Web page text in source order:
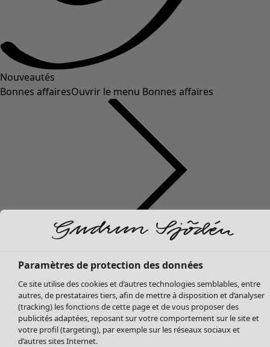
Nouveautés
Bonnes affairesOuvrir le menu Bonnes affaires
Tous les vêtements
Tuniques
Blouses
Tops
Gilets
Paramètres de protection des données
Ce site utilise des cookies et d’autres technologies semblables, entre
autres, de prestataires tiers, afin de mettre à disposition et d’analyser
(tracking) les fonctions de cette page et de vous proposer des
publicités adaptées, reposant sur votre comportement sur le site et
votre profil (targeting), par exemple sur les réseaux sociaux et
d’autres sites Internet.